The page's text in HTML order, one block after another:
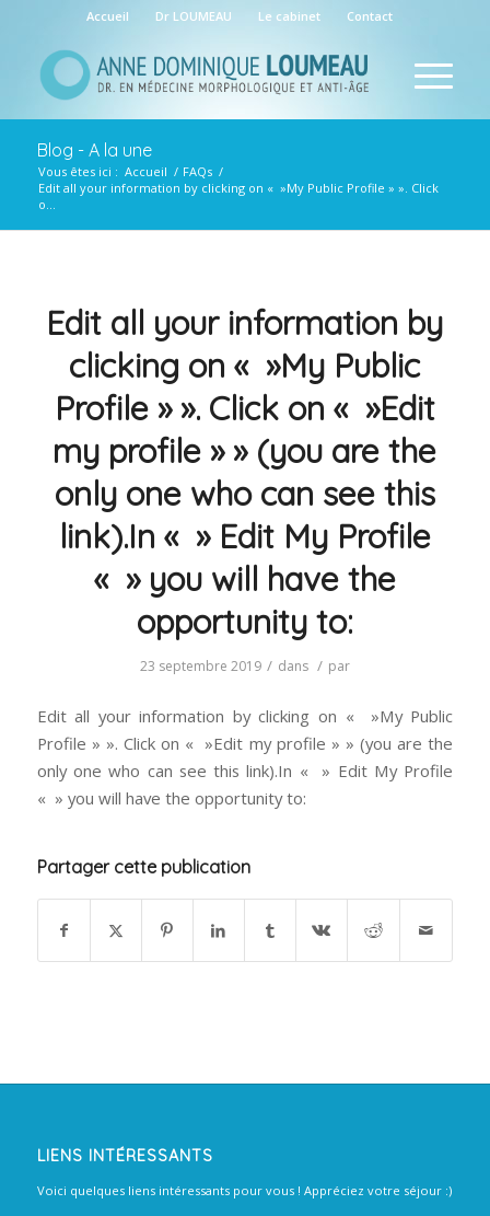
Accueil Dr LOUMEAU Le cabinet Contact
Blog - A la une
Vous êtes ici : Accueil / FAQs /
Edit all your information by clicking on « »My Public Profile » ». Click
o...
Edit all your information by
clicking on « »My Public
Profile » ». Click on « »Edit
my profile » » (you are the
only one who can see this
link).In « » Edit My Profile
« » you will have the
opportunity to:
23 septembre 2019 / dans / par
Edit all your information by clicking on « »My Public
Profile » ». Click on « »Edit my profile » » (you are the
only one who can see this link).In « » Edit My Profile
« » you will have the opportunity to:
Partager cette publication
LIENS INTÉRESSANTS
Voici quelques liens intéressants pour vous ! Appréciez votre séjour :)